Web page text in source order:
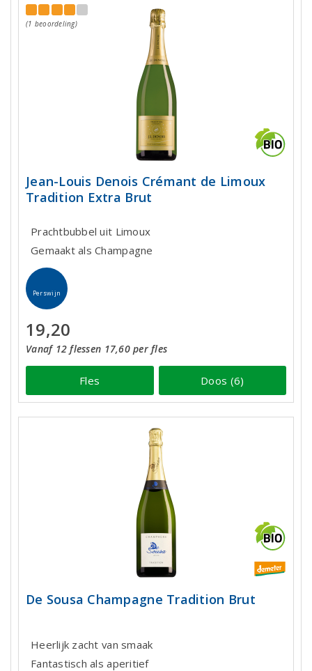
(1 beoordeling)
Jean-Louis Denois Crémant de Limoux
Tradition Extra Brut
Prachtbubbel uit Limoux
Gemaakt als Champagne
Perswijn
19,20
Vanaf 12 flessen 17,60 per fles
Fles Doos (6)
De Sousa Champagne Tradition Brut
Heerlijk zacht van smaak
Fantastisch als aperitief